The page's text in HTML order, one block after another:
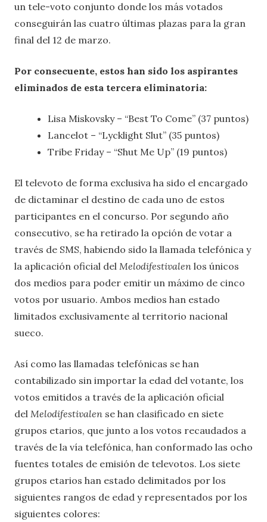
un tele-voto conjunto donde los más votados
conseguirán las cuatro últimas plazas para la gran
final del 12 de marzo.
Por consecuente, estos han sido los aspirantes
eliminados de esta tercera eliminatoria:
Lisa Miskovsky – “Best To Come” (37 puntos)
Lancelot – “Lycklight Slut” (35 puntos)
Tribe Friday – “Shut Me Up” (19 puntos)
El televoto de forma exclusiva ha sido el encargado
de dictaminar el destino de cada uno de estos
participantes en el concurso. Por segundo año
consecutivo, se ha retirado la opción de votar a
través de SMS, habiendo sido la llamada telefónica y
la aplicación oficial del Melodifestivalen los únicos
dos medios para poder emitir un máximo de cinco
votos por usuario. Ambos medios han estado
limitados exclusivamente al territorio nacional
sueco.
Así como las llamadas telefónicas se han
contabilizado sin importar la edad del votante, los
votos emitidos a través de la aplicación oficial
del Melodifestivalen se han clasificado en siete
grupos etarios, que junto a los votos recaudados a
través de la vía telefónica, han conformado las ocho
fuentes totales de emisión de televotos. Los siete
grupos etarios han estado delimitados por los
siguientes rangos de edad y representados por los
siguientes colores: